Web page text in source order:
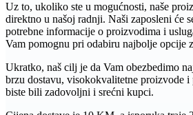
Uz to, ukoliko ste u mogućnosti, naše
direktno u našoj radnji. Naši zaposleni će
potrebne informacije o proizvodima i
Vam pomognu pri odabiru najbolje opcije
Ukratko, naš cilj je da Vam obezbedimo
brzu dostavu, visokokvalitetne proizvode i
biste bili zadovoljni i srećni kupci.